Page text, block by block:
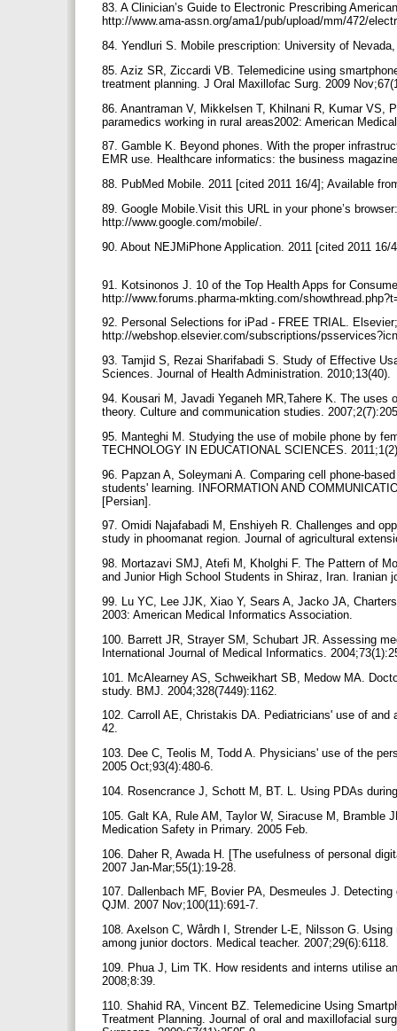
83. A Clinician’s Guide to Electronic Prescribing
http://www.ama-assn.org/ama1/pub/upload/mm/472/
84. Yendluri S. Mobile prescription: University of
85. Aziz SR, Ziccardi VB. Telemedicine using
treatment planning. J Oral Maxillofac Surg. 2009
86. Anantraman V, Mikkelsen T, Khilnani R, Kumar VS,
paramedics working in rural areas2002: American
87. Gamble K. Beyond phones. With the proper
EMR use. Healthcare informatics: the business
88. PubMed Mobile. 2011 [cited 2011 16/4]; Available
89. Google Mobile.Visit this URL in your phone’s
http://www.google.com/mobile/.
90. About NEJMiPhone Application. 2011 [cited 2011
91. Kotsinonos J. 10 of the Top Health Apps for
http://www.forums.pharma-mkting.com/
92. Personal Selections for iPad - FREE TRIAL.
http://webshop.elsevier.com/subscriptions/
93. Tamjid S, Rezai Sharifabadi S. Study of Effective
Sciences. Journal of Health Administration. 2010;13(40).
94. Kousari M, Javadi Yeganeh MR,Tahere K. The
theory. Culture and communication studies.
95. Manteghi M. Studying the use of mobile phone by
TECHNOLOGY IN EDUCATIONAL SCIENCES.
96. Papzan A, Soleymani A. Comparing cell phone-
students' learning. INFORMATION AND
[Persian].
97. Omidi Najafabadi M, Enshiyeh R. Challenges and
study in phoomanat region. Journal of agricultural
98. Mortazavi SMJ, Atefi M, Kholghi F. The Pattern of
and Junior High School Students in Shiraz, Iran.
99. Lu YC, Lee JJK, Xiao Y, Sears A, Jacko JA,
2003: American Medical Informatics Association.
100. Barrett JR, Strayer SM, Schubart JR. Assessing
International Journal of Medical Informatics.
101. McAlearney AS, Schweikhart SB, Medow MA.
study. BMJ. 2004;328(7449):1162.
102. Carroll AE, Christakis DA. Pediatricians' use of
42.
103. Dee C, Teolis M, Todd A. Physicians' use of the
2005 Oct;93(4):480-6.
104. Rosencrance J, Schott M, BT. L. Using PDAs
105. Galt KA, Rule AM, Taylor W, Siracuse M, Bramble
Medication Safety in Primary. 2005 Feb.
106. Daher R, Awada H. [The usefulness of personal
2007 Jan-Mar;55(1):19-28.
107. Dallenbach MF, Bovier PA, Desmeules J.
QJM. 2007 Nov;100(11):691-7.
108. Axelson C, Wårdh I, Strender L-E, Nilsson G.
among junior doctors. Medical teacher. 2007;29(6):6118.
109. Phua J, Lim TK. How residents and interns utilise
2008;8:39.
110. Shahid RA, Vincent BZ. Telemedicine Using
Treatment Planning. Journal of oral and maxillofacial